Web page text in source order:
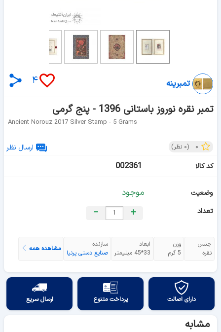
۴ تمبرینه
تمبر نقره نوروز باستانی 1396 - پنج گرمی
Ancient Norouz 2017 Silver Stamp - 5 Grams
۰ (۰ نظر)
ارسال نظر
کد کالا
002361
وضعیت موجود
تعداد +
−
جنس
نقره
وزن
5 گرم
ابعاد
33*45 میلیمتر
سازنده
صنایع دستی پرنیا
مشاهده همه
دارای اصالت پرداخت متنوع ارسال سریع
مشابه